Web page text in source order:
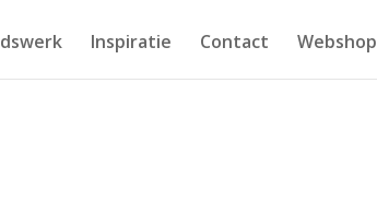
Inspiratie Contact Webshop